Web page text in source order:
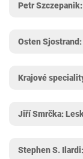
Petr
Osten
Krajové
Jiří Smrčka:
Stephen S.